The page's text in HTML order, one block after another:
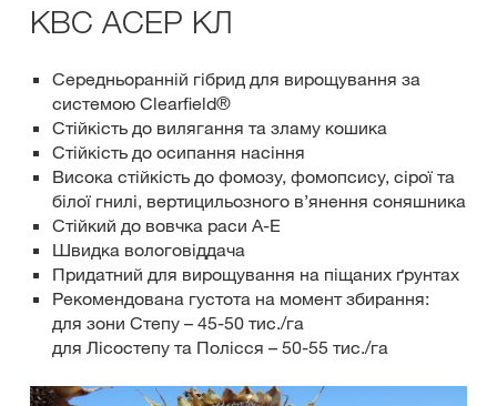
КВС АСЕР КЛ
Середньоранній гібрид для вирощування за
системою Clearfield®
Стійкість до вилягання та зламу кошика
Стійкість до осипання насіння
Висока стійкість до фомозу, фомопсису, сірої та
білої гнилі, вертицильозного в’янення соняшника
Стійкий до вовчка раси А-Е
Швидка вологовіддача
Придатний для вирощування на піщаних ґрунтах
Рекомендована густота на момент збирання:
для зони Степу – 45-50 тис./га
для Лісостепу та Полісся – 50-55 тис./га